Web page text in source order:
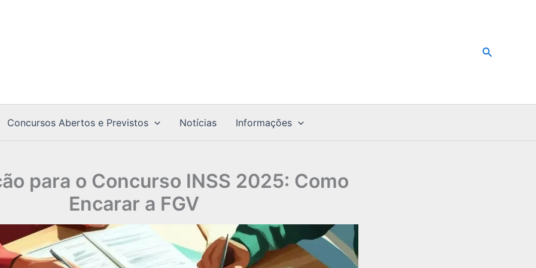
Pesquisar
Concursos Abertos e Previstos Notícias Informações
para o Concurso INSS 2025: Como
Encarar a FGV